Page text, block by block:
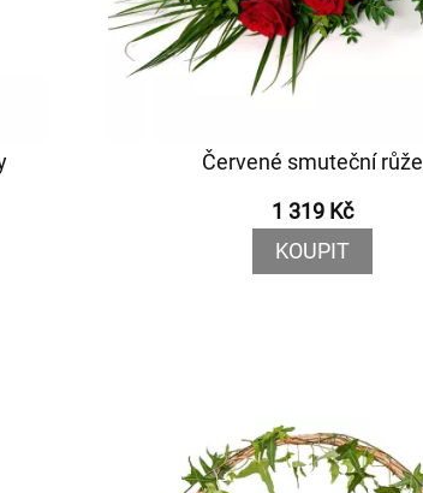
Červené smuteční růže
1 319 Kč
KOUPIT